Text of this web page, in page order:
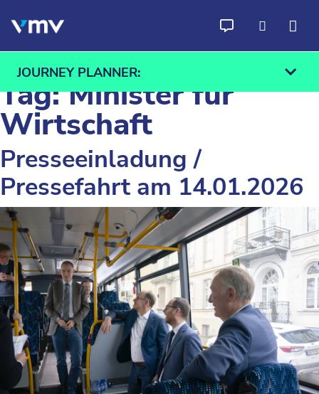
JOURNEY PLANNER:
From To
Find
Tag:Minister für
Wirtschaft
Presseeinladung /
Pressefahrt am 14.01.2026